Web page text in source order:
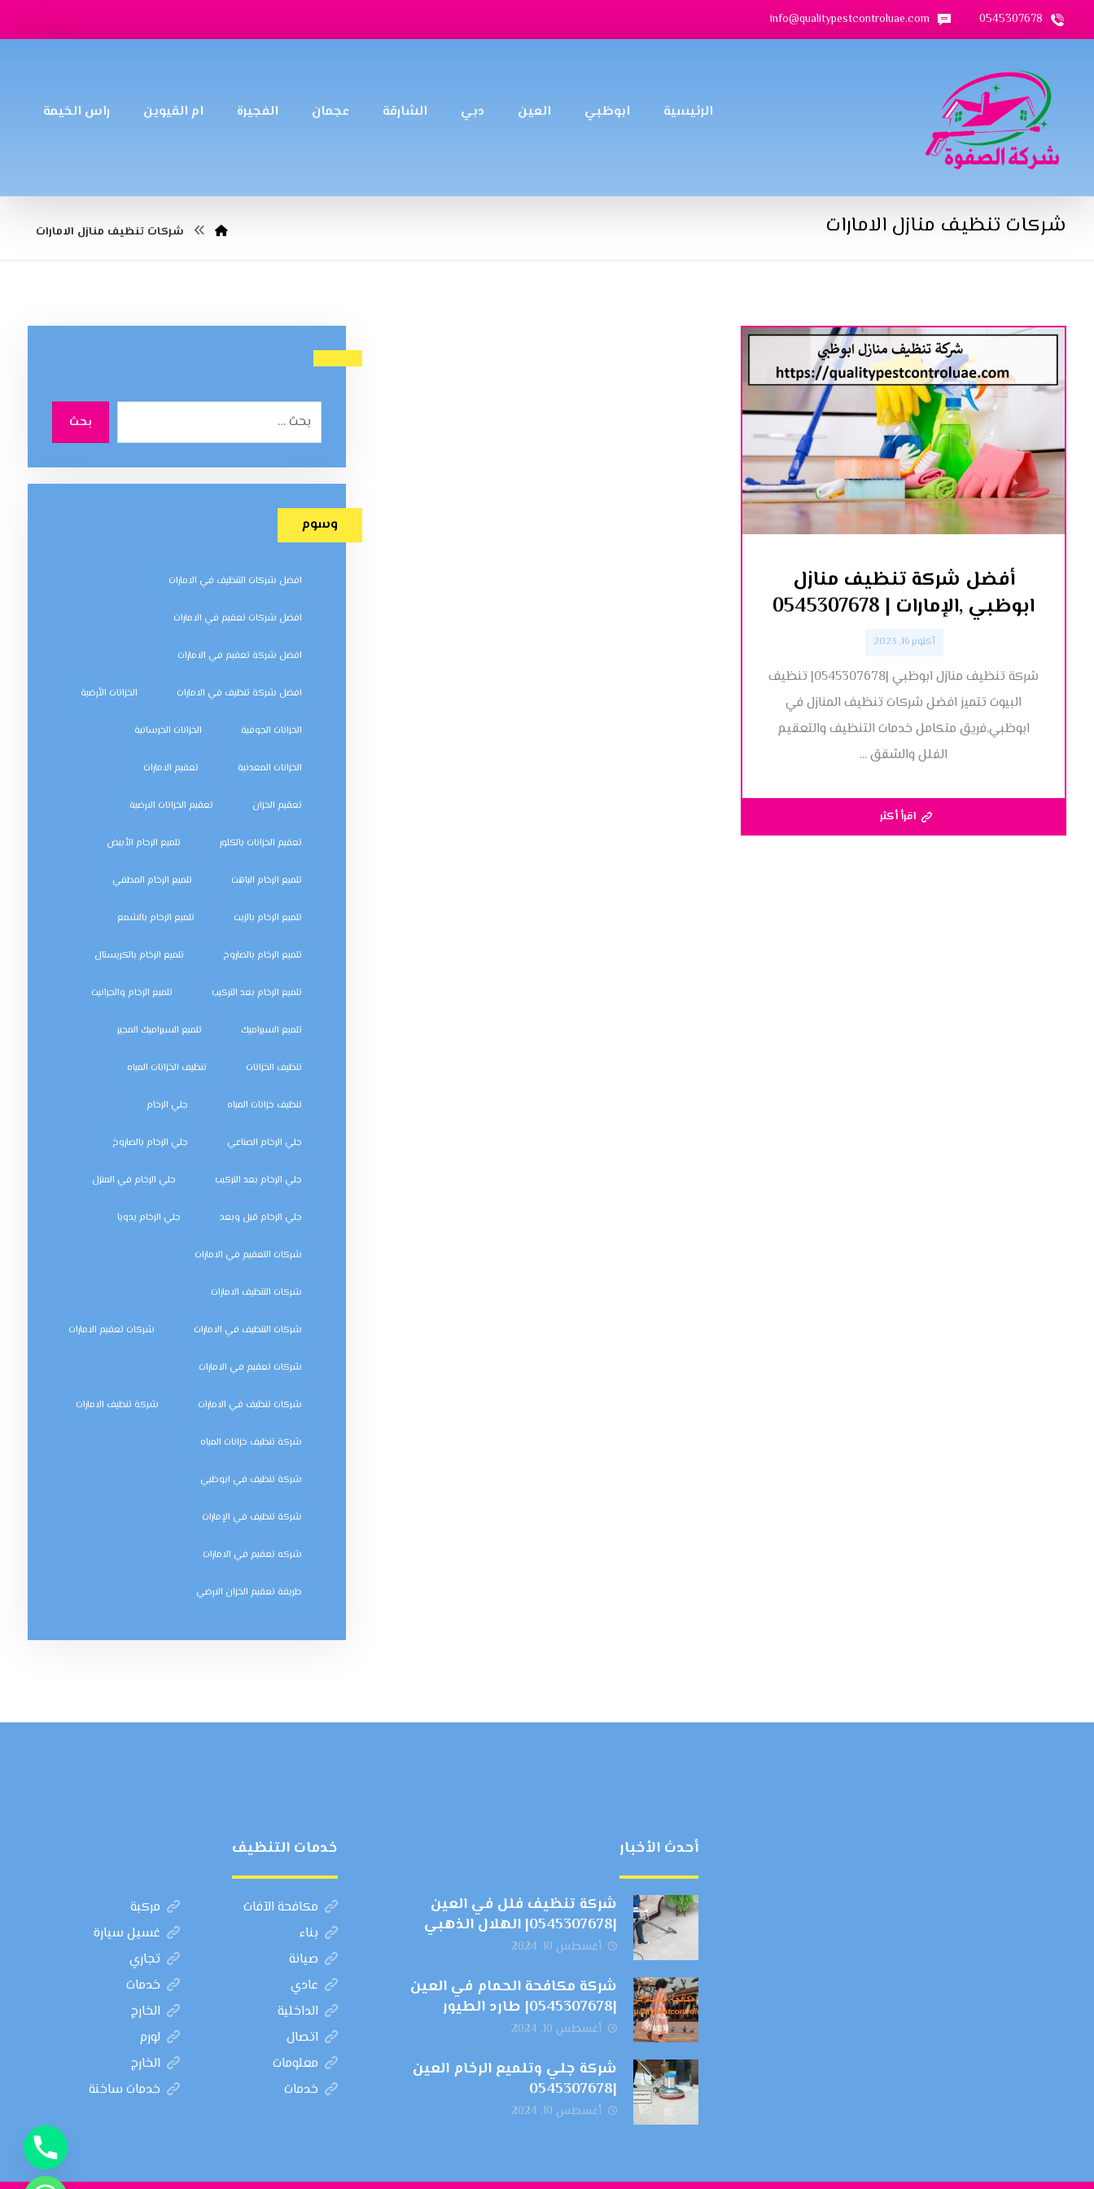
0545307678
info@qualitypestcontroluae.com
الرئيسية ابوظبي العين دبي الشارقة عجمان الفجيرة ام القيوين راس الخيمة
شركات تنظيف منازل الامارات شركات تنظيف منازل الامارات
أفضل شركة تنظيف منازل
ابوظبي ,الإمارات | 0545307678
أكتوبر 16, 2023
شركة تنظيف منازل ابوظبي |0545307678| تنظيف
البيوت تتميز افضل شركات تنظيف المنازل في
ابوظبي,فريق متكامل خدمات التنظيف والتعقيم
الفلل والشقق ...
اقرأ أكثر
بحث
وسوم
افضل شركات التنظيف في الامارات
افضل شركات تعقيم في الامارات
افضل شركة تعقيم في الامارات
افضل شركة تنظيف في الامارات الخزانات الأرضية
الخزانات الجوفية الخزانات الخرسانية
الخزانات المعدنية تعقيم الامارات
تعقيم الخزان تعقيم الخزانات الارضية
تعقيم الخزانات بالكلور تلميع الرخام الأبيض
تلميع الرخام الباهت تلميع الرخام المطفي
تلميع الرخام بالزيت تلميع الرخام بالشمع
تلميع الرخام بالصاروخ تلميع الرخام بالكريستال
تلميع الرخام بعد التركيب تلميع الرخام والجرانيت
تلميع السيراميك تلميع السيراميك المجير
تنظيف الخزانات تنظيف الخزانات المياه
تنظيف خزانات المياه جلي الرخام
جلي الرخام الصناعي جلي الرخام بالصاروخ
جلي الرخام بعد التركيب جلي الرخام في المنزل
جلي الرخام قبل وبعد جلي الرخام يدويا
شركات التعقيم في الامارات
شركات التنظيف الامارات
شركات التنظيف في الامارات شركات تعقيم الامارات
شركات تعقيم في الامارات
شركات تنظيف في الامارات شركة تنظيف الامارات
شركة تنظيف خزانات المياه
شركة تنظيف في ابوظبي
شركة تنظيف في الإمارات
شركه تعقيم في الامارات
طريقة تعقيم الخزان الارضي
أحدث الأخبار
شركة تنظيف فلل في العين
|0545307678| الهلال الذهبي
أغسطس 10, 2024
شركة مكافحة الحمام في العين
|0545307678| طارد الطيور
أغسطس 10, 2024
شركة جلي وتلميع الرخام العين
|0545307678
أغسطس 10, 2024
خدمات التنظيف
مكافحة الآفات
مركبة
بناء
غسيل سيارة
صيانة
تجاري
عادي
خدمات
الداخلية
الخارج
اتصال
لورم
معلومات
الخارج
خدمات
خدمات ساخنة